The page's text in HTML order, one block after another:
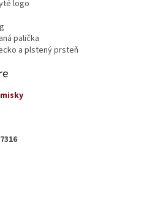
logo
palička
a plstený prsteň